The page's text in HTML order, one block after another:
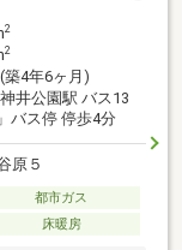
2
2
築4年6ヶ月)
井公園駅 バス13
バス停 停歩4分
原５
都市ガス
床暖房